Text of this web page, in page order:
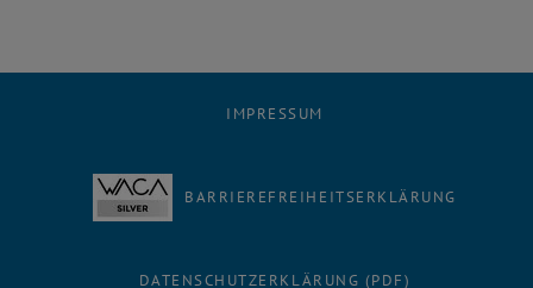
IMPRESSUM
BARRIEREFREIHEITSERKLÄRUNG
DATENSCHUTZERKLÄRUNG (PDF)